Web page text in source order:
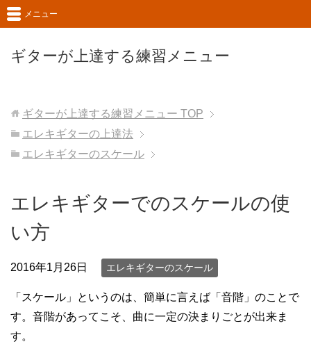
ギターが上達する練習メニュー
メニュー
ギターが上達する練習メニュー TOP
エレキギターの上達法
エレキギターのスケール
エレキギターでのスケールの使
い方
2016年1月26日 エレキギターのスケール
「スケール」というのは、簡単に言えば「音階」のことで
す。音階があってこそ、曲に一定の決まりごとが出来ま
す。